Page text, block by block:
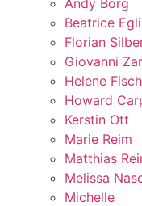
Andy Borg
Beatrice Egli
Florian
Giovanni
Helene
Howard
Kerstin Ott
Marie Reim
Matthias
Melissa
Michelle